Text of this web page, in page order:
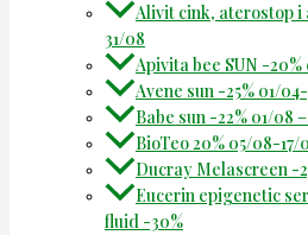
Alivit cink, aterostop
31/08
Apivita bee SUN -
Avene sun -25% 01/
Babe sun -22% 01/08
BioTeo 20% 05/08-17/
Ducray Melascreen -
Eucerin epigenetic
fluid -30%